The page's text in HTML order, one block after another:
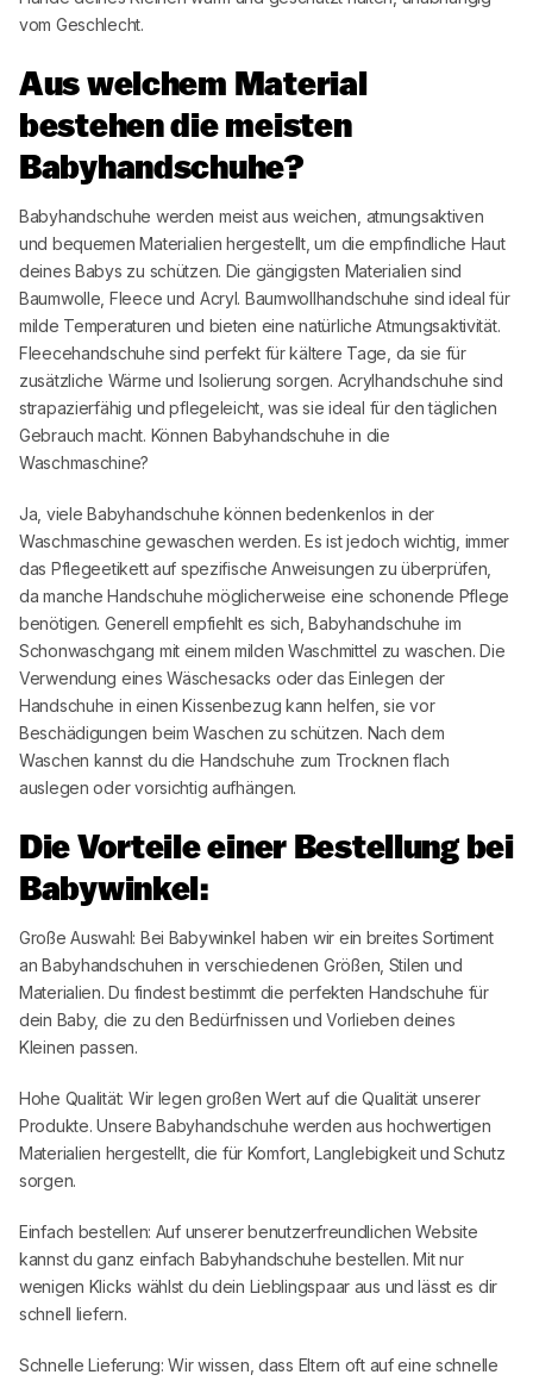
vom Geschlecht.
Aus welchem Material
bestehen die meisten
Babyhandschuhe?
Babyhandschuhe werden meist aus weichen, atmungsaktiven
und bequemen Materialien hergestellt, um die empfindliche Haut
deines Babys zu schützen. Die gängigsten Materialien sind
Baumwolle, Fleece und Acryl. Baumwollhandschuhe sind ideal für
milde Temperaturen und bieten eine natürliche Atmungsaktivität.
Fleecehandschuhe sind perfekt für kältere Tage, da sie für
zusätzliche Wärme und Isolierung sorgen. Acrylhandschuhe sind
strapazierfähig und pflegeleicht, was sie ideal für den täglichen
Gebrauch macht. Können Babyhandschuhe in die
Waschmaschine?
Ja, viele Babyhandschuhe können bedenkenlos in der
Waschmaschine gewaschen werden. Es ist jedoch wichtig, immer
das Pflegeetikett auf spezifische Anweisungen zu überprüfen,
da manche Handschuhe möglicherweise eine schonende Pflege
benötigen. Generell empfiehlt es sich, Babyhandschuhe im
Schonwaschgang mit einem milden Waschmittel zu waschen. Die
Verwendung eines Wäschesacks oder das Einlegen der
Handschuhe in einen Kissenbezug kann helfen, sie vor
Beschädigungen beim Waschen zu schützen. Nach dem
Waschen kannst du die Handschuhe zum Trocknen flach
auslegen oder vorsichtig aufhängen.
Die Vorteile einer Bestellung bei
Babywinkel:
Große Auswahl: Bei Babywinkel haben wir ein breites Sortiment
an Babyhandschuhen in verschiedenen Größen, Stilen und
Materialien. Du findest bestimmt die perfekten Handschuhe für
dein Baby, die zu den Bedürfnissen und Vorlieben deines
Kleinen passen.
Hohe Qualität: Wir legen großen Wert auf die Qualität unserer
Produkte. Unsere Babyhandschuhe werden aus hochwertigen
Materialien hergestellt, die für Komfort, Langlebigkeit und Schutz
sorgen.
Einfach bestellen: Auf unserer benutzerfreundlichen Website
kannst du ganz einfach Babyhandschuhe bestellen. Mit nur
wenigen Klicks wählst du dein Lieblingspaar aus und lässt es dir
schnell liefern.
Schnelle Lieferung: Wir wissen, dass Eltern oft auf eine schnelle